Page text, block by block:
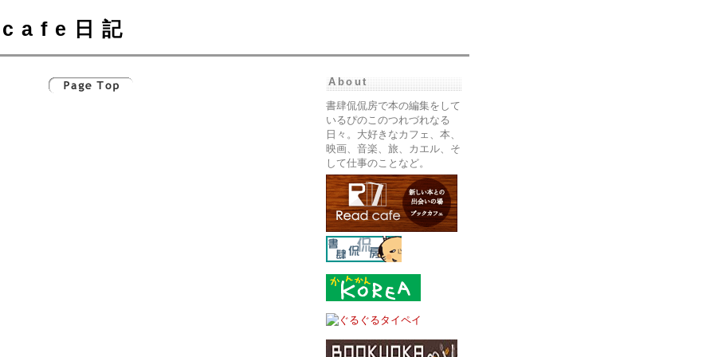
cafe日記
About
書肆侃侃房で本の編集をして
いるぴのこのつれづれなる
日々。大好きなカフェ、本、
映画、音楽、旅、カエル、そ
して仕事のことなど。